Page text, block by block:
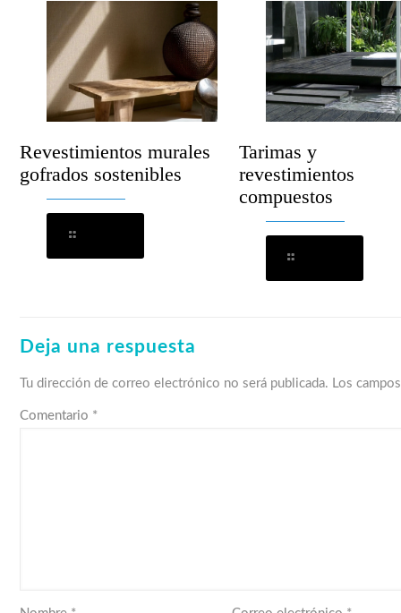
Revestimientos murales
gofrados sostenibles
Tarimas y
revestimientos
compuestos
Deja una respuesta
Tu dirección de correo electrónico no será publicada. Los
Comentario *